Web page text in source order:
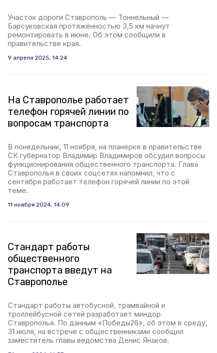
Участок дороги Ставрополь — Тоннельный —
Барсуковская протяжённостью 3,5 км начнут
ремонтировать в июне. Об этом сообщили в
правительстве края.
9 апреля 2025, 14:24
На Ставрополье работает
телефон горячей линии по
вопросам транспорта
В понедельник, 11 ноября, на планёрке в правительстве
СК губернатор Владимир Владимиров обсудил вопросы
функционирования общественного транспорта. Глава
Ставрополья в своих соцсетях напомнил, что с
сентября работает телефон горячей линии по этой
теме.
11 ноября 2024, 14:09
Стандарт работы
общественного
транспорта введут на
Ставрополье
Стандарт работы автобусной, трамвайной и
троллейбусной сетей разработает миндор
Ставрополья. По данным «Победы26», об этом в среду,
31 июля, на встрече с общественниками сообщил
заместитель главы ведомства Денис Янаков.